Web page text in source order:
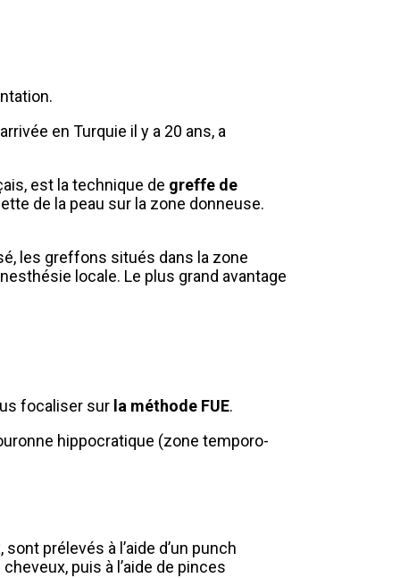
en Turquie il y a 20 ans, a
est la technique de greffe de
de la peau sur la zone donneuse.
les greffons situés dans la zone
locale. Le plus grand avantage
focaliser sur la méthode FUE.
hippocratique (zone temporo-
prélevés à l’aide d’un punch
puis à l’aide de pinces